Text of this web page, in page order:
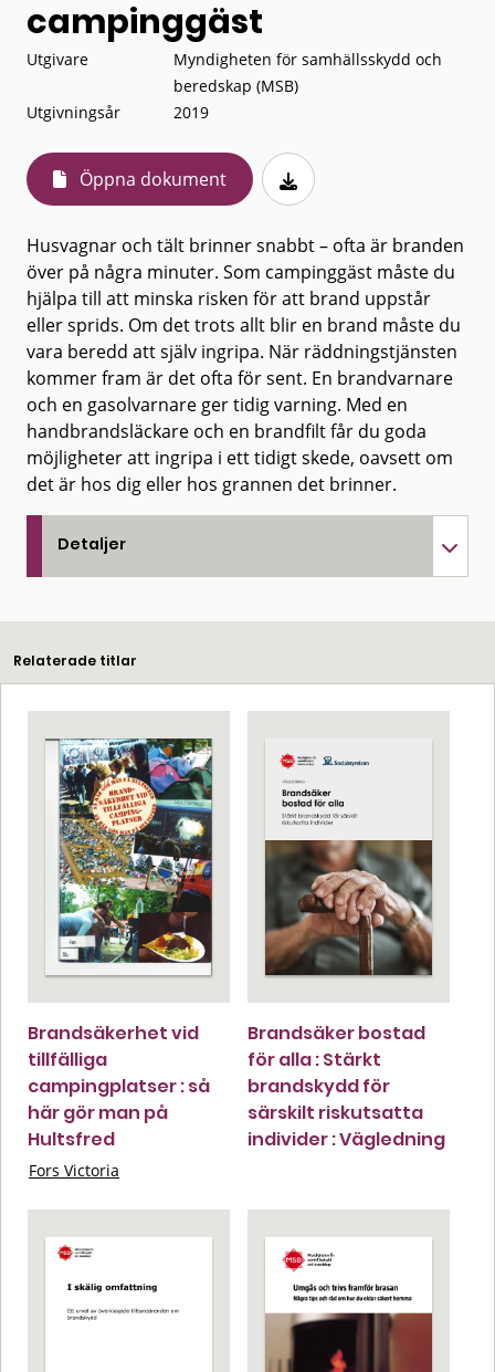
campinggäst
Utgivare
Myndigheten för samhällsskydd och
beredskap (MSB)
Utgivningsår
2019
Öppna dokument
Husvagnar och tält brinner snabbt – ofta är branden
över på några minuter. Som campinggäst måste du
hjälpa till att minska risken för att brand uppstår
eller sprids. Om det trots allt blir en brand måste du
vara beredd att själv ingripa. När räddningstjänsten
kommer fram är det ofta för sent. En brandvarnare
och en gasolvarnare ger tidig varning. Med en
handbrandsläckare och en brandfilt får du goda
möjligheter att ingripa i ett tidigt skede, oavsett om
det är hos dig eller hos grannen det brinner.
Detaljer
Relaterade titlar
Brandsäkerhet vid
tillfälliga
campingplatser : så
här gör man på
Hultsfred
Fors Victoria
Brandsäker bostad
för alla : Stärkt
brandskydd för
särskilt riskutsatta
individer : Vägledning